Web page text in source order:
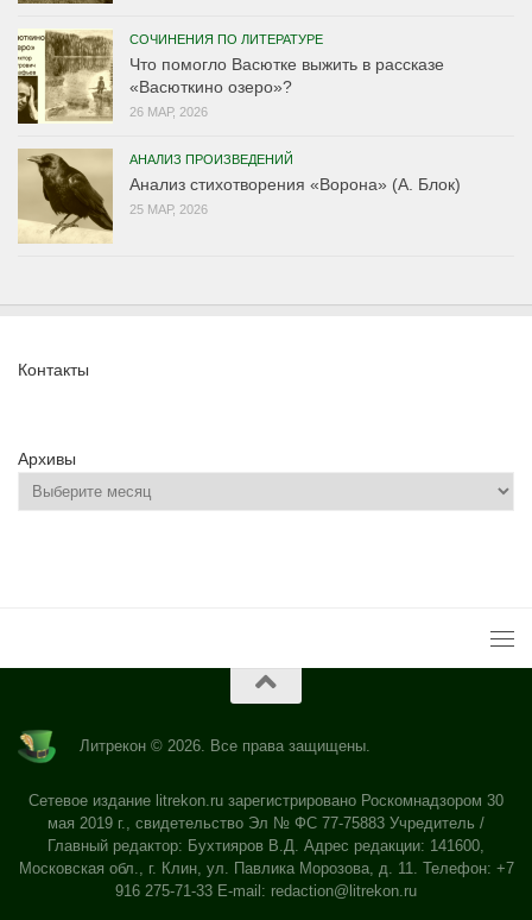
СОЧИНЕНИЯ ПО ЛИТЕРАТУРЕ
Что помогло Васютке выжить в рассказе
«Васюткино озеро»?
26 МАР, 2026
АНАЛИЗ ПРОИЗВЕДЕНИЙ
Анализ стихотворения «Ворона» (А. Блок)
25 МАР, 2026
Контакты
Архивы
Литрекон © 2026. Все права защищены.
Сетевое издание litrekon.ru зарегистрировано Роскомнадзором 30
мая 2019 г., свидетельство Эл № ФС 77-75883 Учредитель /
Главный редактор: Бухтияров В.Д. Адрес редакции: 141600,
Московская обл., г. Клин, ул. Павлика Морозова, д. 11. Телефон: +7
916 275-71-33 E-mail: redaction@litrekon.ru